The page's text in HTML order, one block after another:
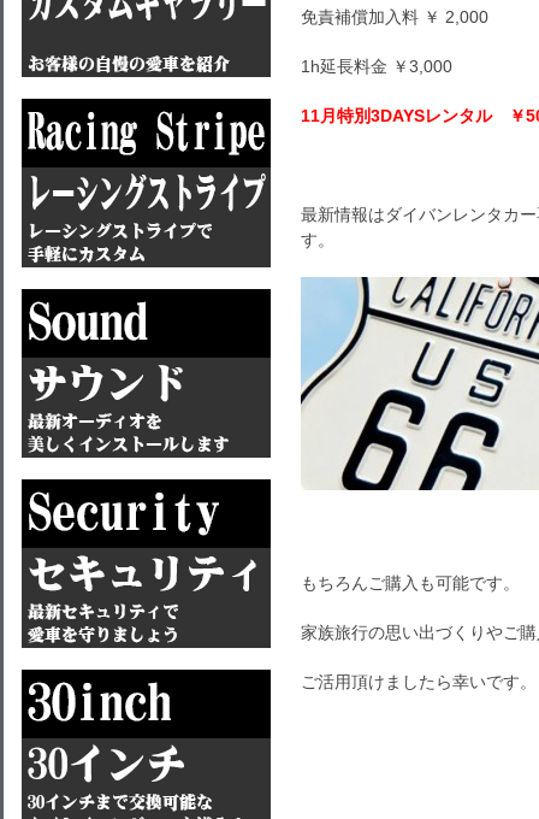
免責補償加入料 ￥ 2,000
1h延長料金 ￥3,000
11月特別3DAYSレンタル ￥
最新情報はダイバンレンタカ
す。
もちろんご購入も可能です。
家族旅行の思い出づくりやご
ご活用頂けましたら幸いです。